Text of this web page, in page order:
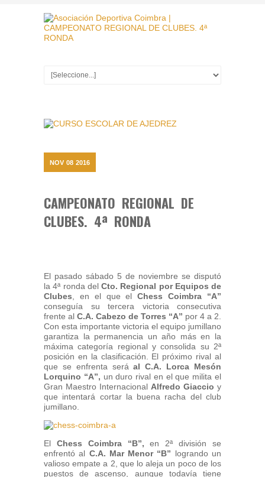
NOV 08 2016
CAMPEONATO REGIONAL DE
CLUBES. 4ª RONDA
El pasado sábado 5 de noviembre se disputó
la 4ª ronda del Cto. Regional por Equipos de
Clubes , en el que elChess Coimbra “A”
conseguía su tercera victoria consecutiva
frente al C.A. Cabezo de Torres “A” por 4 a 2.
Con esta importante victoria el equipo jumillano
garantiza la permanencia un año más en la
máxima categoría regional y consolida su 2ª
posición en la clasificación. El próximo rival al
que se enfrenta seráal C.A. Lorca Mesón
Lorquino “A”, un duro rival en el que milita el
Gran Maestro Internacional Alfredo Giaccio y
que intentará cortar la buena racha del club
jumillano.
El Chess Coimbra “B”, en 2ª división se
enfrentó al C.A. Mar Menor “B” logrando un
valioso empate a 2, que lo aleja un poco de los
puestos de ascenso, aunque todavía tiene